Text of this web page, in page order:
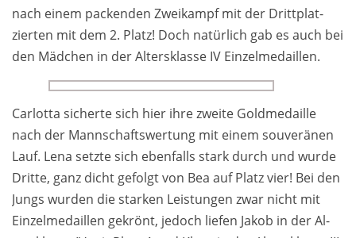
nach ei­nem pack­en­den Zwei­kampf mit der Dritt­plat­
zier­ten mit dem 2. Platz! Doch na­tür­lich gab es auch bei
den Mäd­chen in der Al­ters­klas­se IV Ein­zel­me­dail­len.
Car­lot­ta si­cher­te sich hier ihre zwei­te Gold­me­dail­le
nach der Mann­schafts­wer­tung mit ei­nem sou­ve­rä­nen
Lauf. Lena setz­te sich eben­falls stark durch und wur­de
Drit­te, ganz dicht ge­folgt von Bea auf Platz vier! Bei den
Jungs wur­den die star­ken Leis­tun­gen zwar nicht mit
Ein­zel­me­dail­len ge­krönt, je­doch lie­fen Ja­kob in der Al­